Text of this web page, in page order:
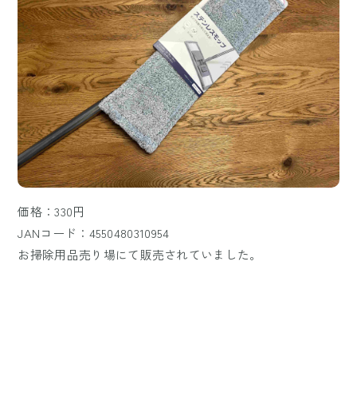
価格：330円
JANコード：4550480310954
お掃除用品売り場にて販売されていました。